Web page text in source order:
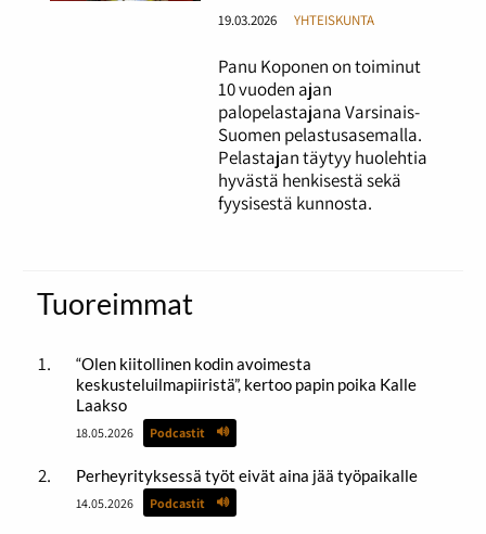
19.03.2026 YHTEISKUNTA
Panu Koponen on toiminut
10 vuoden ajan
palopelastajana Varsinais-
Suomen pelastusasemalla.
Pelastajan täytyy huolehtia
hyvästä henkisestä sekä
fyysisestä kunnosta.
Tuoreimmat
“Olen kiitollinen kodin avoimesta
keskusteluilmapiiristä”, kertoo papin poika Kalle
Laakso
18.05.2026 Podcastit
Perheyrityksessä työt eivät aina jää työpaikalle
14.05.2026 Podcastit